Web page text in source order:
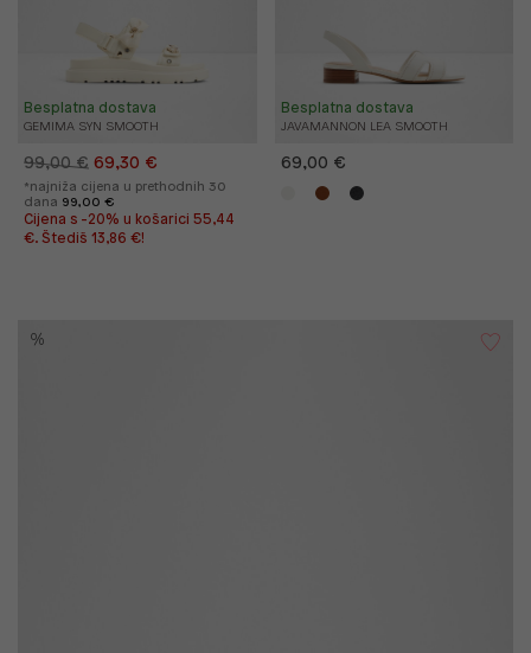
GEMIMA SYN SMOOTH
Besplatna dostava
99,00 € 69,30 €
*najniža cijena u prethodnih 30
dana 99,00 €
Cijena s -20% u košarici 55,44
€. Štediš 13,86 €!
JAVAMANNON LEA SMOOTH
Besplatna dostava
69,00 €
%